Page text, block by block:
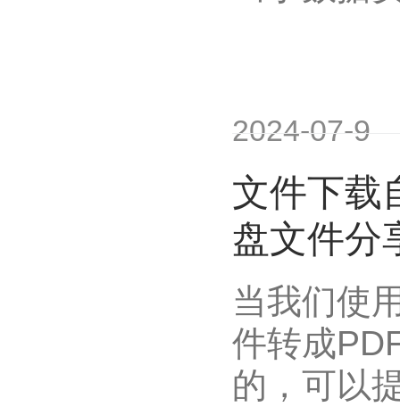
2024-07-9
文件下载
盘文件分
当我们使
件转成
的，可以